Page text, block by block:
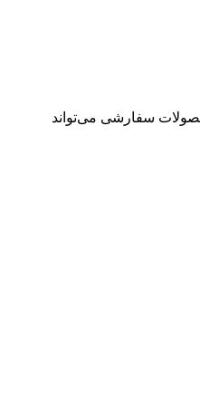
سفارشی می‌تواند